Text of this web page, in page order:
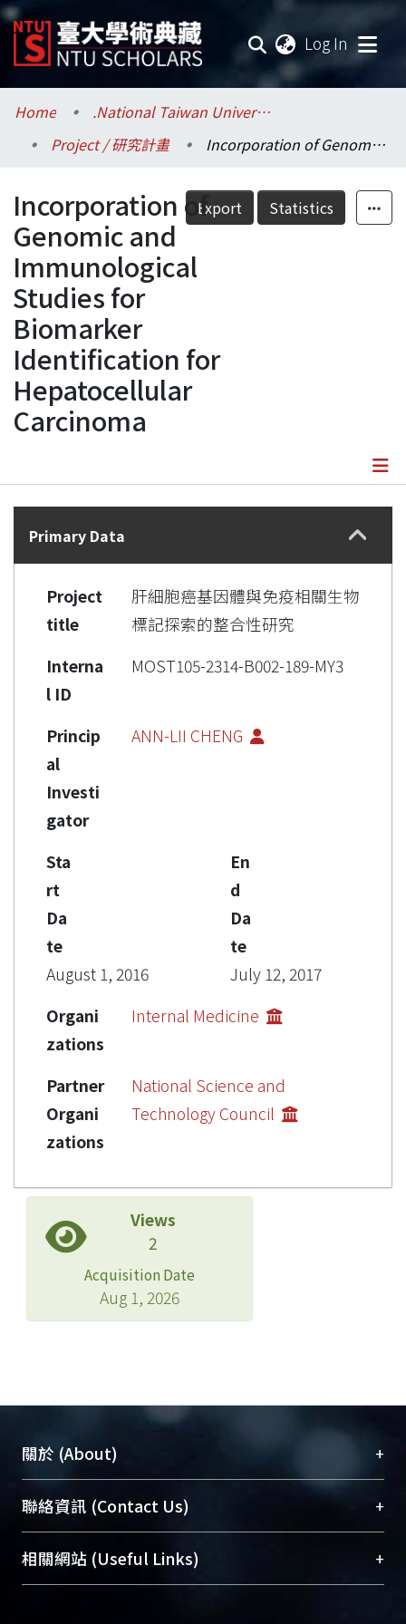
Log In
Communities & Collections
Research Outputs
Fundings & Projects
Researchers
Organizations
Statistics
Home
.National Taiwan University / 國立臺灣大學
Project / 研究計畫
Incorporation of Genomic and Immunological Studies for Biomarker Identification for Hepatocellular Carcinoma
Export Statistics
Incorporation of
Genomic and
Immunological
Studies for
Biomarker
Identification for
Hepatocellular
Carcinoma
Details
Primary Data
Project
title
肝細胞癌基因體與免疫相關生物
標記探索的整合性研究
Interna
l ID
MOST105-2314-B002-189-MY3
Princip
al
Investi
gator
ANN-LII CHENG
Sta
rt
Da
te
August 1, 2016
En
d
Da
te
July 12, 2017
Organi
zations
Internal Medicine
Partner
Organi
zations
National Science and
Technology Council
Views
2
Acquisition Date
Aug 1, 2026
關於 (About) +
臺大位居世界頂尖大學之列，為永久珍藏及向國際
展現本校豐碩的研究成果及學術能量，圖書館整合
機構典藏（NTUR）與學術庫（AH）不同功能平
台，成為臺大學術典藏NTU scholars。期能整合研
聯絡資訊 (Contact Us) +
總館學科館員(Main Library)
醫學圖書館學科館員(Medical Library)
相關網站 (Useful Links) +